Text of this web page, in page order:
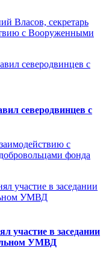
Власов, секретарь
с Вооруженными
северодвинцев с
с
фонда
участие в заседании
УМВД